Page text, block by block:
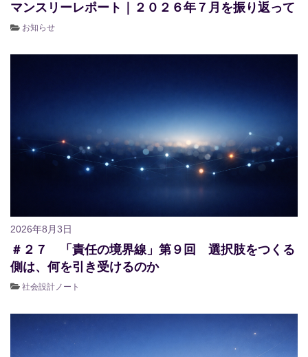
マンスリーレポート｜２０２６年７月を振り返って
お知らせ
2026年8月3日
＃２７ 「責任の境界線」第９回 選択肢をつくる
側は、何を引き受けるのか
社会設計ノート